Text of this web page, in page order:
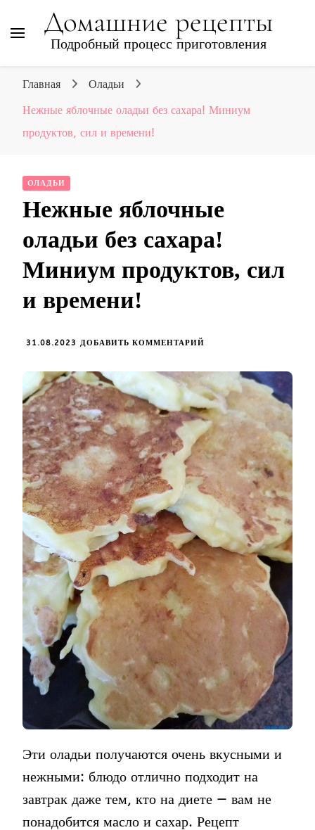
Домашние рецепты
Подробный процесс приготовления
Главная Оладьи
Нежные яблочные оладьи без сахара! Миниум
продуктов, сил и времени!
ОЛАДЬИ
Нежные яблочные
оладьи без сахара!
Миниум продуктов, сил
и времени!
31.08.2023 ДОБАВИТЬ КОММЕНТАРИЙ
НЕЖНЫЕ
ЯБЛОЧНЫЕ
ОЛАДЬИ
БЕЗ
САХАРА!
МИНИУМ
ПРОДУКТОВ,
СИЛ
И
ВРЕМЕНИ!
Эти оладьи получаются очень вкусными и
нежными: блюдо отлично подходит на
завтрак даже тем, кто на диете — вам не
понадобится масло и сахар. Рецепт